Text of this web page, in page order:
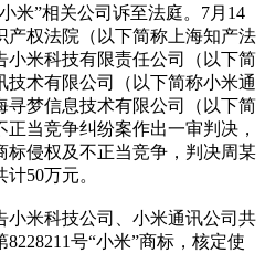
米”相关公司诉至法庭。7月14
产权法院（以下简称上海知产法
小米科技有限责任公司（以下简
术有限公司（以下简称小米通
寻梦信息技术有限公司（以下简
当竞争纠纷案作出一审判决，
标侵权及不正当竞争，判决周某
50万元。
米科技公司、小米通讯公司共
号“小米”商标，核定使